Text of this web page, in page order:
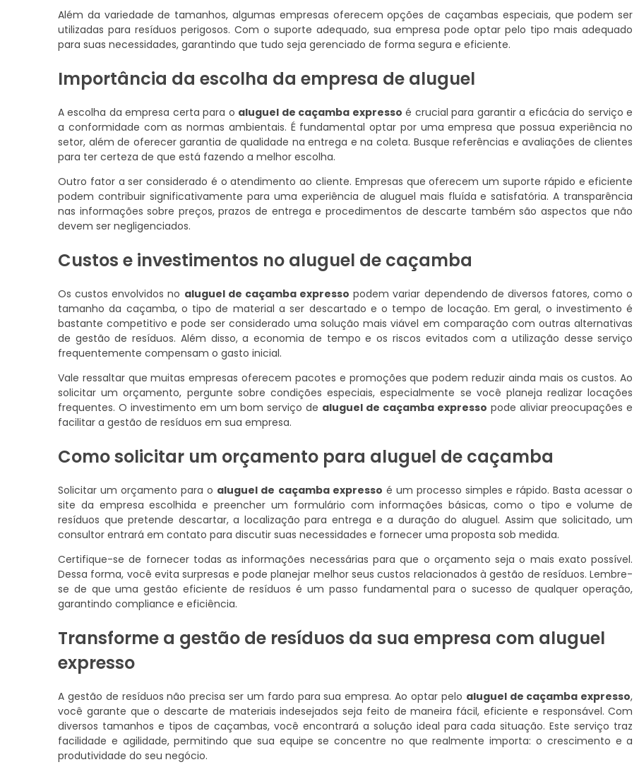
Além da variedade de tamanhos, algumas empresas oferecem opções de caçambas especiais, que podem ser
utilizadas para resíduos perigosos. Com o suporte adequado, sua empresa pode optar pelo tipo mais adequado
para suas necessidades, garantindo que tudo seja gerenciado de forma segura e eficiente.
Importância da escolha da empresa de aluguel
A escolha da empresa certa para o aluguel de caçamba expresso é crucial para garantir a eficácia do serviço e
a conformidade com as normas ambientais. É fundamental optar por uma empresa que possua experiência no
setor, além de oferecer garantia de qualidade na entrega e na coleta. Busque referências e avaliações de clientes
para ter certeza de que está fazendo a melhor escolha.
Outro fator a ser considerado é o atendimento ao cliente. Empresas que oferecem um suporte rápido e eficiente
podem contribuir significativamente para uma experiência de aluguel mais fluída e satisfatória. A transparência
nas informações sobre preços, prazos de entrega e procedimentos de descarte também são aspectos que não
devem ser negligenciados.
Custos e investimentos no aluguel de caçamba
Os custos envolvidos no aluguel de caçamba expresso podem variar dependendo de diversos fatores, como o
tamanho da caçamba, o tipo de material a ser descartado e o tempo de locação. Em geral, o investimento é
bastante competitivo e pode ser considerado uma solução mais viável em comparação com outras alternativas
de gestão de resíduos. Além disso, a economia de tempo e os riscos evitados com a utilização desse serviço
frequentemente compensam o gasto inicial.
Vale ressaltar que muitas empresas oferecem pacotes e promoções que podem reduzir ainda mais os custos. Ao
solicitar um orçamento, pergunte sobre condições especiais, especialmente se você planeja realizar locações
frequentes. O investimento em um bom serviço de aluguel de caçamba expresso pode aliviar preocupações e
facilitar a gestão de resíduos em sua empresa.
Como solicitar um orçamento para aluguel de caçamba
Solicitar um orçamento para o aluguel de caçamba expresso é um processo simples e rápido. Basta acessar o
site da empresa escolhida e preencher um formulário com informações básicas, como o tipo e volume de
resíduos que pretende descartar, a localização para entrega e a duração do aluguel. Assim que solicitado, um
consultor entrará em contato para discutir suas necessidades e fornecer uma proposta sob medida.
Certifique-se de fornecer todas as informações necessárias para que o orçamento seja o mais exato possível.
Dessa forma, você evita surpresas e pode planejar melhor seus custos relacionados à gestão de resíduos. Lembre-
se de que uma gestão eficiente de resíduos é um passo fundamental para o sucesso de qualquer operação,
garantindo compliance e eficiência.
Transforme a gestão de resíduos da sua empresa com aluguel
expresso
A gestão de resíduos não precisa ser um fardo para sua empresa. Ao optar pelo aluguel de caçamba expresso,
você garante que o descarte de materiais indesejados seja feito de maneira fácil, eficiente e responsável. Com
diversos tamanhos e tipos de caçambas, você encontrará a solução ideal para cada situação. Este serviço traz
facilidade e agilidade, permitindo que sua equipe se concentre no que realmente importa: o crescimento e a
produtividade do seu negócio.